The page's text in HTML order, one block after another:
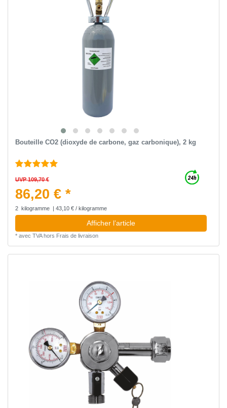
Bouteille CO2 (dioxyde de carbone, gaz carbonique), 2 kg
UVP 109,70 €
86,20 € *
2 kilogramme | 43,10 € / kilogramme
Afficher l’article
* avec TVAhors Frais de livraison